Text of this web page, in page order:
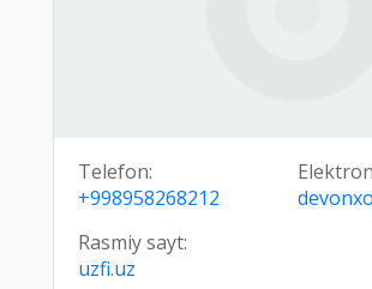
Telefon:
+998958268212
Rasmiy sayt:
uzfi.uz